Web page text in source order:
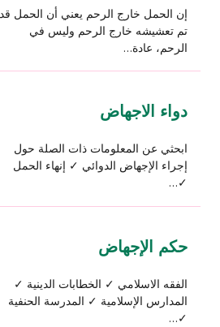
إن الحمل خارج الرحم يعني أن الحمل قد
تم تعشيشه خارج الرحم وليس في
الرحم، عادة…
دواء الاجهاض
ابحثي عن المعلومات ذات الصلة حول
إجراء الإجهاض الدوائي ✓ إنهاء الحمل
✓…
حكم الإجهاض
الفقه الاسلامي ✓ الخطابات الدينية ✓
المدارس الإسلامية ✓ المدرسة الحنفية
✓…